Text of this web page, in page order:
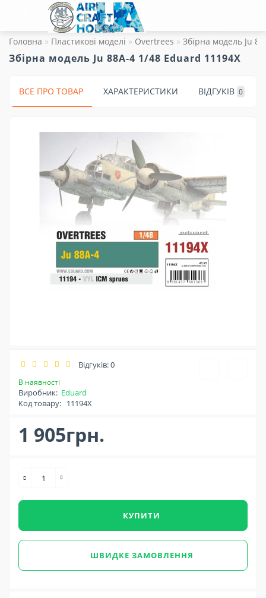
Головна Пластикові моделі Overtrees Збірна модель Ju
Збірна модель Ju 88A-4 1/48 Eduard 11194X
ВСЕ ПРО ТОВАР ХАРАКТЕРИСТИКИ ВІДГУКІВ 0
Відгуків: 0
В наявності
Виробник: Eduard
Код товару: 11194X
1 905грн.
КУПИТИ
ШВИДКЕ ЗАМОВЛЕННЯ